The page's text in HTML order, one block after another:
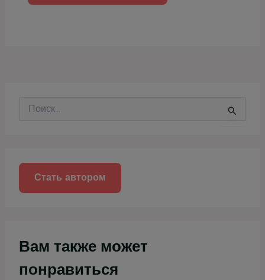
Стать автором
Вам также может
понравиться